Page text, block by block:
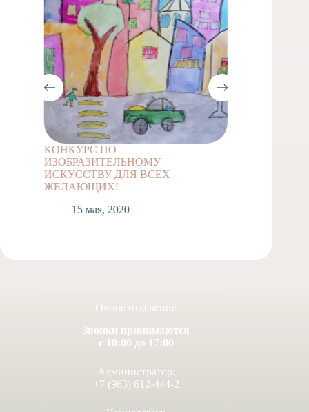
КОНКУРС ПО
ИЗОБРАЗИТЕЛЬНОМУ
ИСКУССТВУ ДЛЯ ВСЕХ
ЖЕЛАЮЩИХ!
15 мая, 2020
Очное отделение
Звонки принимаются
с 10:00 до 17:00
Администратор:
+7 (963) 612-444-2